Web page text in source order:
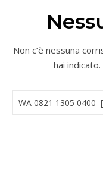
Non c’è nessuna
hai